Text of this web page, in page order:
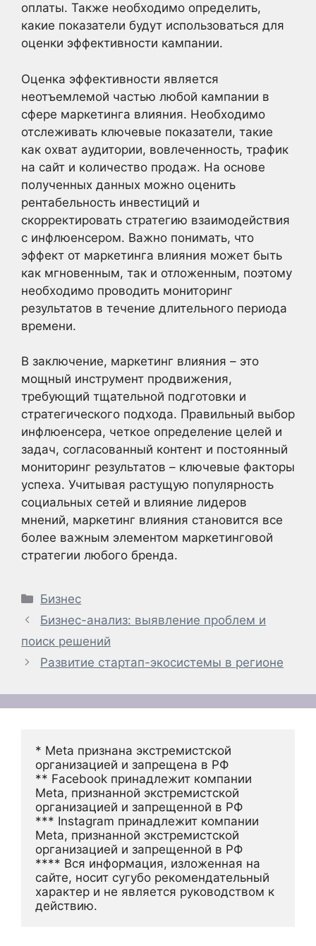
оплаты. Также необходимо определить,
какие показатели будут использоваться для
оценки эффективности кампании.
Оценка эффективности является
неотъемлемой частью любой кампании в
сфере маркетинга влияния. Необходимо
отслеживать ключевые показатели, такие
как охват аудитории, вовлеченность, трафик
на сайт и количество продаж. На основе
полученных данных можно оценить
рентабельность инвестиций и
скорректировать стратегию взаимодействия
с инфлюенсером. Важно понимать, что
эффект от маркетинга влияния может быть
как мгновенным, так и отложенным, поэтому
необходимо проводить мониторинг
результатов в течение длительного периода
времени.
В заключение, маркетинг влияния – это
мощный инструмент продвижения,
требующий тщательной подготовки и
стратегического подхода. Правильный выбор
инфлюенсера, четкое определение целей и
задач, согласованный контент и постоянный
мониторинг результатов – ключевые факторы
успеха. Учитывая растущую популярность
социальных сетей и влияние лидеров
мнений, маркетинг влияния становится все
более важным элементом маркетинговой
стратегии любого бренда.
Рубрики
Бизнес
Бизнес-анализ: выявление проблем и
поиск решений
Развитие стартап-экосистемы в регионе
* Meta признана экстремистской
организацией и запрещена в РФ
** Facebook принадлежит компании
Meta, признанной экстремистской
организацией и запрещенной в РФ
*** Instagram принадлежит компании
Meta, признанной экстремистской
организацией и запрещенной в РФ
**** Вся информация, изложенная на
сайте, носит сугубо рекомендательный
характер и не является руководством к
действию.